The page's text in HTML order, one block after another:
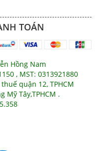
TOÁN
Hồng Nam
, MST: 0313921880
quận 12, TPHCM
Mỹ Tây,TPHCM .